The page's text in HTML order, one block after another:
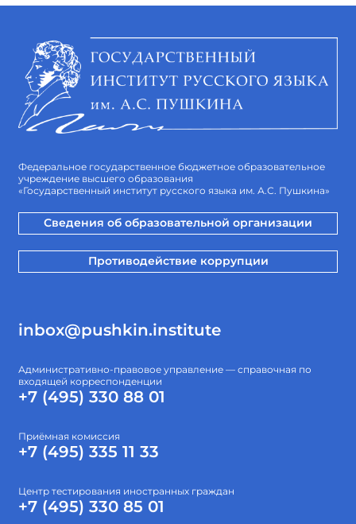
Федеральное государственное бюджетное образовательное
учреждение высшего образования
«Государственный институт русского языка им. А.С. Пушкина»
Сведения об образовательной организации
Противодействие коррупции
inbox@pushkin.institute
Административно-правовое управление — справочная по
входящей корреспонденции
+7 (495) 330 88 01
Приёмная комиссия
+7 (495) 335 11 33
Центр тестирования иностранных граждан
+7 (495) 330 85 01